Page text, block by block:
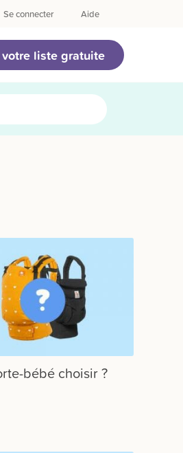
Se connecter Aide
votre liste gratuite
bébé choisir ?